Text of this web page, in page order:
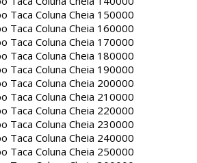
Taca Coluna Cheia 150000
Taca Coluna Cheia 160000
Taca Coluna Cheia 170000
Taca Coluna Cheia 180000
Taca Coluna Cheia 190000
Taca Coluna Cheia 200000
Taca Coluna Cheia 210000
Taca Coluna Cheia 220000
Taca Coluna Cheia 230000
Taca Coluna Cheia 240000
Taca Coluna Cheia 250000